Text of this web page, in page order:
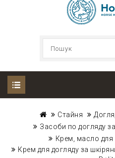
Стайня
Засоби по догляду
Крем, масло для
Крем для догляду за